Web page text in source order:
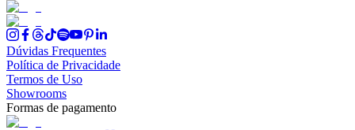
Dúvidas Frequentes
Política de Privacidade
Termos de Uso
Showrooms
Formas de pagamento